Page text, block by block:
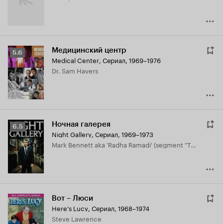
Рейтинг
Кинопоиска
5.6
5.6 Медицинский центр
Medical Center, Сериал, 1969–1976
Dr. Sam Havers
Рейтинг
Кинопоиска
6.5
6.5 Ночная галерея
Night Gallery, Сериал, 1969–1973
Mark Bennett aka 'Radha Ramadi' (segment "The Dear Departed")
Вот – Люси
Here's Lucy, Сериал, 1968–1974
Steve Lawrence